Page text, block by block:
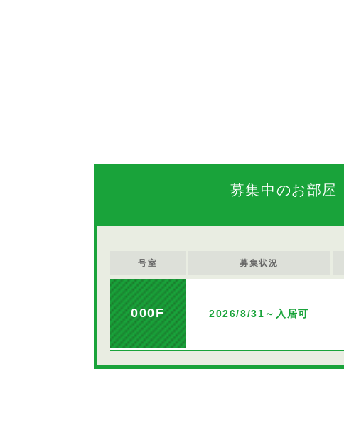
募集中のお部屋
号室 募集状況
000F 2026/8/31～入居可